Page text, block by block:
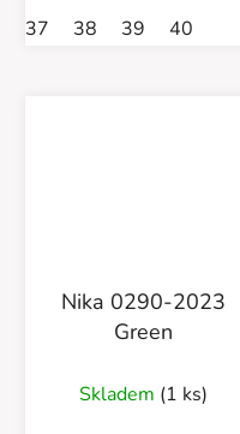
37 38 39 40
Nika 0290-2023
Green
Skladem (1 ks)